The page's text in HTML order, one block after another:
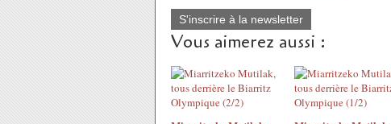
S'inscrire à la newsletter
Vous aimerez aussi :